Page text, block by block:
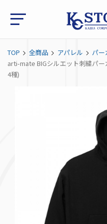
TOP 全商品 アパレル
パー
arti-mate BIGシルエット刺繍パ
4種)